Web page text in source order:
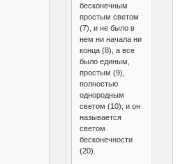
бесконечным
простым светом
(7), и не было в
нем ни начала ни
конца (8), а все
было единым,
простым (9),
полностью
однородным
светом (10), и он
называется
светом
бесконечности
(20).